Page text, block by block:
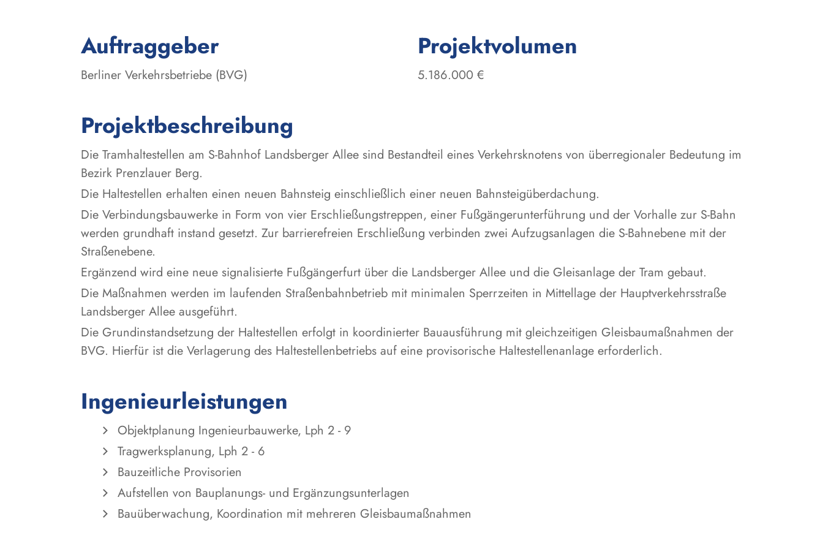
Auftraggeber
Berliner Verkehrsbetriebe (BVG)
Projektvolumen
5.186.000 €
Projektbeschreibung
Die Tramhaltestellen am S-Bahnhof Landsberger Allee sind Bestandteil eines Verkehrsknotens von überregionaler Bedeutung im
Bezirk Prenzlauer Berg.
Die Haltestellen erhalten einen neuen Bahnsteig einschließlich einer neuen Bahnsteigüberdachung.
Die Verbindungsbauwerke in Form von vier Erschließungstreppen, einer Fußgängerunterführung und der Vorhalle zur S-Bahn
werden grundhaft instand gesetzt. Zur barrierefreien Erschließung verbinden zwei Aufzugsanlagen die S-Bahnebene mit der
Straßenebene.
Ergänzend wird eine neue signalisierte Fußgängerfurt über die Landsberger Allee und die Gleisanlage der Tram gebaut.
Die Maßnahmen werden im laufenden Straßenbahnbetrieb mit minimalen Sperrzeiten in Mittellage der Hauptverkehrsstraße
Landsberger Allee ausgeführt.
Die Grundinstandsetzung der Haltestellen erfolgt in koordinierter Bauausführung mit gleichzeitigen Gleisbaumaßnahmen der
BVG. Hierfür ist die Verlagerung des Haltestellenbetriebs auf eine provisorische Haltestellenanlage erforderlich.
Ingenieurleistungen
Objektplanung Ingenieurbauwerke, Lph 2 - 9
Tragwerksplanung, Lph 2 - 6
Bauzeitliche Provisorien
Aufstellen von Bauplanungs- und Ergänzungsunterlagen
Bauüberwachung, Koordination mit mehreren Gleisbaumaßnahmen